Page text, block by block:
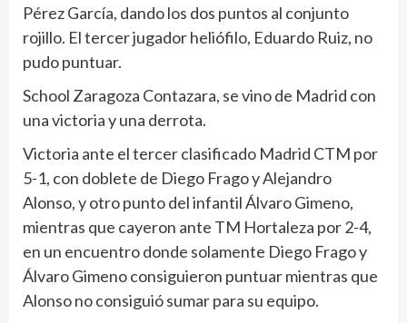
Pérez García, dando los dos puntos al conjunto
rojillo. El tercer jugador heliófilo, Eduardo Ruiz, no
pudo puntuar.
School Zaragoza Contazara, se vino de Madrid con
una victoria y una derrota.
Victoria ante el tercer clasificado Madrid CTM por
5-1, con doblete de Diego Frago y Alejandro
Alonso, y otro punto del infantil Álvaro Gimeno,
mientras que cayeron ante TM Hortaleza por 2-4,
en un encuentro donde solamente Diego Frago y
Álvaro Gimeno consiguieron puntuar mientras que
Alonso no consiguió sumar para su equipo.